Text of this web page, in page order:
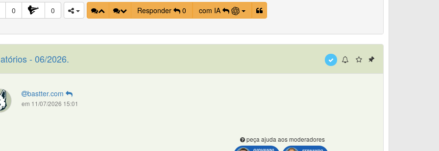
0 0 Responder 0 com IA
- 06/2026.
bastter.com
em 11/07/2026 15:01
peça ajuda aos moderadores